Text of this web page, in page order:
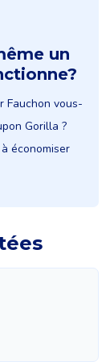
un
Fauchon vous-
Gorilla ?
économiser